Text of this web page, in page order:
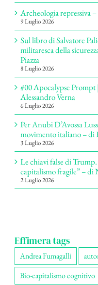
Archeologia repressiva
9 Luglio 2026
Sul libro di Salvatore
militaresca della
Piazza
8 Luglio 2026
#00 Apocalypse
Alessandro Verna
6 Luglio 2026
Per Anubi D’Avossa
movimento italiano – di
3 Luglio 2026
Le chiavi false di
capitalismo fragile” – di
2 Luglio 2026
Effimera tags
Andrea Fumagalli
Bio-capitalismo cognitivo